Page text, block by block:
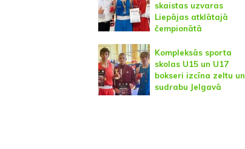
skaistas uzvaras
Liepājas atklātajā
čempionātā
Kompleksās sporta
skolas U15 un U17
bokseri izcīna zeltu un
sudrabu Jelgavā